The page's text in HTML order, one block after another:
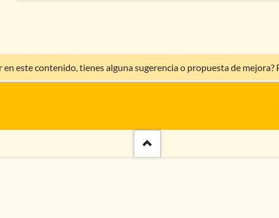
este contenido, tienes alguna sugerencia o propuesta de mejora?